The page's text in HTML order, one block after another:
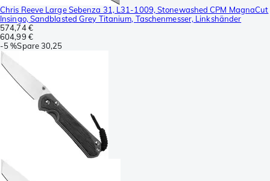
Chris Reeve Large Sebenza 31, L31-1009, Stonewashed CPM MagnaCut
Insingo, Sandblasted Grey Titanium, Taschenmesser, Linkshänder
574,74 €
604,99 €
-5 %Spare30,25